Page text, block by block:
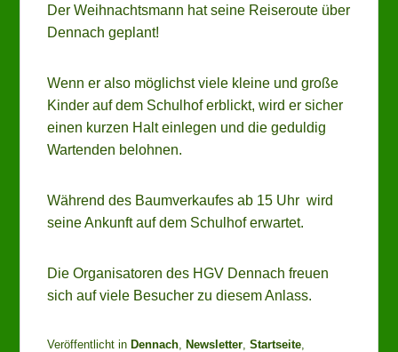
Der Weihnachtsmann hat seine Reiseroute über
Dennach geplant!
Wenn er also möglichst viele kleine und große
Kinder auf dem Schulhof erblickt, wird er sicher
einen kurzen Halt einlegen und die geduldig
Wartenden belohnen.
Während des Baumverkaufes ab 15 Uhr wird
seine Ankunft auf dem Schulhof erwartet.
Die Organisatoren des HGV Dennach freuen
sich auf viele Besucher zu diesem Anlass.
Veröffentlicht in Dennach ,Newsletter ,Startseite